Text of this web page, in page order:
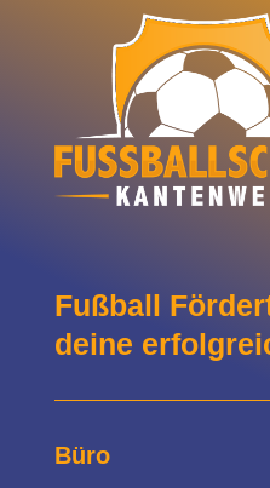
Fußball
deine
Büro